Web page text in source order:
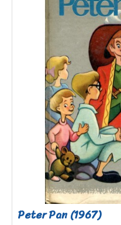
Peter Pan (1967)